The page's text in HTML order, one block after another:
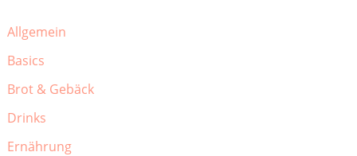
Allgemein
Basics
Brot & Gebäck
Drinks
Ernährung